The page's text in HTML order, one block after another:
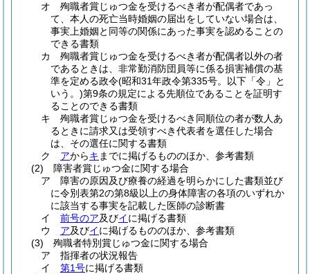
オ
殉職者賞じゅつ金を受けるべき者が配偶者であっ
て、本人の死亡当時婚姻の届出をしていない場合は、
事実上婚姻と同等の関係にあった事実を認めることの
できる書類
カ
殉職者賞じゅつ金を受けるべき者が配偶者以外の者
であるときは、非常勤消防団員等に係る損害補償の基
準を定める政令(昭和31年政令第335号。以下「令」と
いう。)第9条の規定による先順位であることを証明す
ることのできる書類
キ
殉職者賞じゅつ金を受けるべき同順位の者が数人あ
るときに請求又は受領すべき代表者を選任した場合
は、その選任に関する書類
ク
アからキ までに掲げるもののほか、参考書類
(2)
障害者賞じゅつ金に関する場合
ア
障害の原因及び療養の経過を明らかにした書類並び
に令別表第2の第8級以上の身体障害の各項のいずれか
に該当する事実を記載した医師の診断書
イ
前号のア及びイに掲げる書類
ウ
ア及びイに掲げるもののほか、参考書類
(3)
殉職者特別賞じゅつ金に関する場合
ア
指揮者の状況報告
イ
第1号に掲げる書類